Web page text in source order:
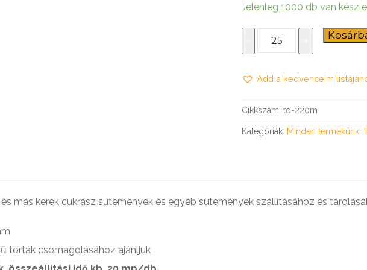
SOHA – könyv a gyermekbántalmazásról
Jelenleg 1000 db van
Magasított
íves
220
mennyiség
Add a kedvenceim
Cikkszám: td-220m
Kategóriák: Minden termékünk
más kerek cukrász sütemények és egyéb sütemények szállításához és
torták csomagolásához ajánljuk